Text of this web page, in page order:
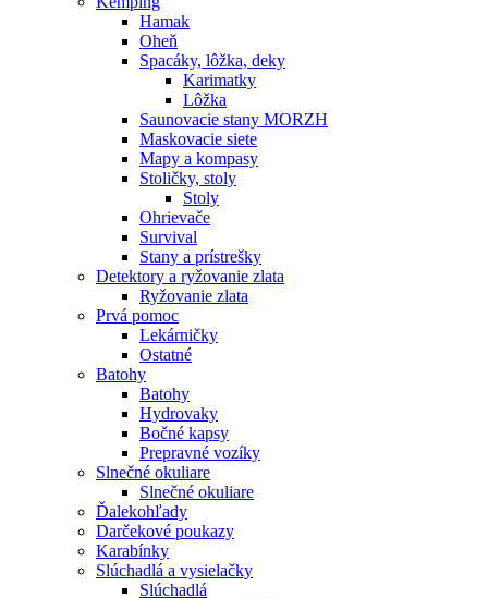
Hamak
Oheň
Spacáky, lôžka, deky
Karimatky
Lôžka
Saunovacie stany MORZH
Maskovacie siete
Mapy a kompasy
Stoličky, stoly
Stoly
Ohrievače
Survival
Stany a prístrešky
Detektory a ryžovanie zlata
Ryžovanie zlata
Prvá pomoc
Lekárničky
Ostatné
Batohy
Batohy
Hydrovaky
Bočné kapsy
Prepravné vozíky
Slnečné okuliare
Slnečné okuliare
Ďalekohľady
Darčekové poukazy
Karabínky
Slúchadlá a vysielačky
Slúchadlá